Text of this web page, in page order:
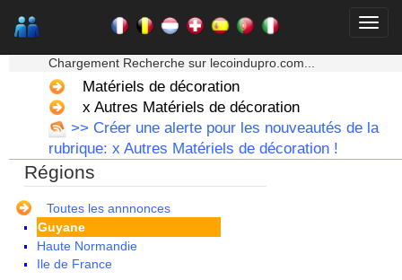
Chargement Recherche sur lecoindupro.com...
Matériels de décoration
x Autres Matériels de décoration
>> Créer une alerte pour les nouveautés de la
rubrique: x Autres Matériels de décoration !
Régions
Toutes les annnonces
Alsace
Auvergne
Basse Normandie
Bourgogne
Bretagne
Centre
Champagne Ardenne
Corse
Franche Comte - Suisse
Guadeloupe
Guyane
Haute Normandie
Ile de France